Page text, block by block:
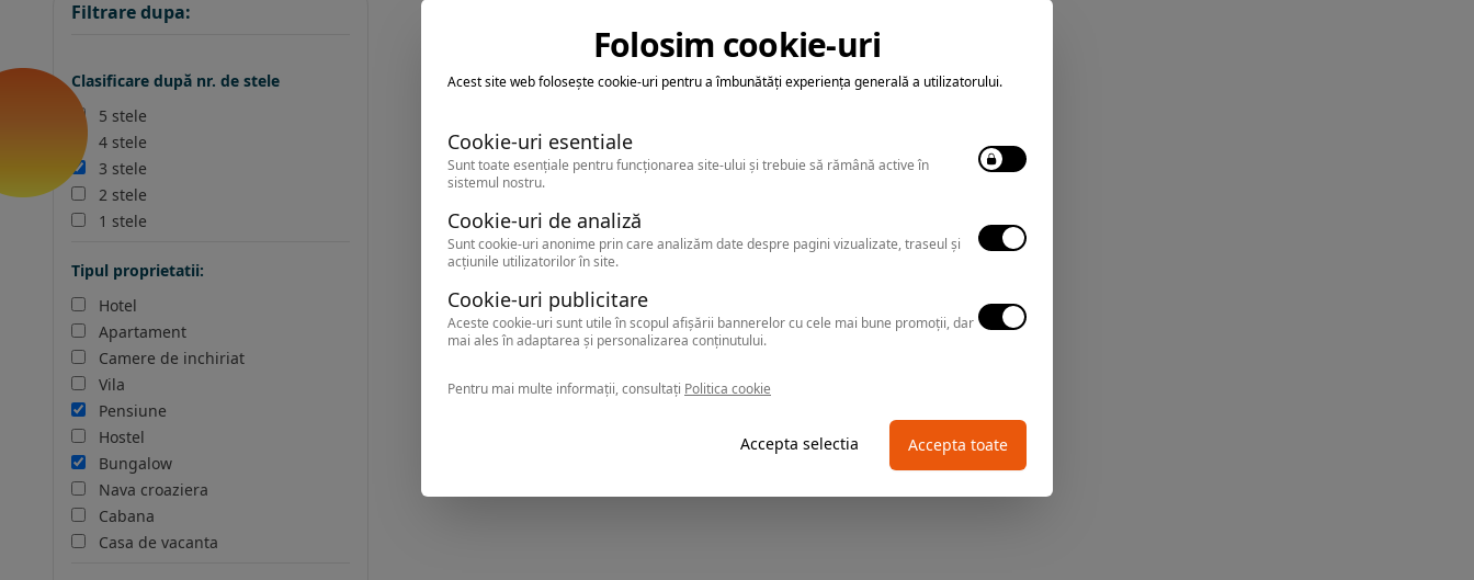
Filtrare dupa:
Clasificare după nr. de stele
5 stele
4 stele
3 stele
2 stele
1 stele
Tipul proprietatii:
Hotel
Apartament
Camere de inchiriat
Vila
Pensiune
Hostel
Bungalow
Nava croaziera
Cabana
Casa de vacanta
Folosim cookie-uri
Acest site web folosește cookie-uri pentru a îmbunătăți experiența generală a utilizatorului.
Cookie-uri esentiale
Sunt toate esențiale pentru funcționarea site-ului și trebuie să rămână active în
sistemul nostru.
Cookie-uri de analiză
Sunt cookie-uri anonime prin care analizăm date despre pagini vizualizate, traseul și
acțiunile utilizatorilor în site.
Cookie-uri publicitare
Aceste cookie-uri sunt utile în scopul afișării bannerelor cu cele mai bune promoții, dar
mai ales în adaptarea și personalizarea conținutului.
Pentru mai multe informații, consultați Politica cookie
Accepta selectia Accepta toate